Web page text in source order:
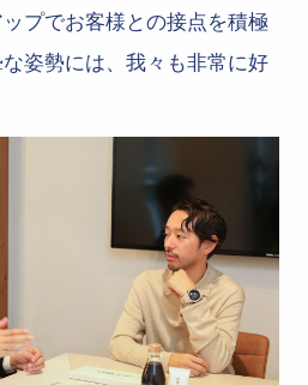
プでお客様との接点を積極
姿勢には、我々も非常に好